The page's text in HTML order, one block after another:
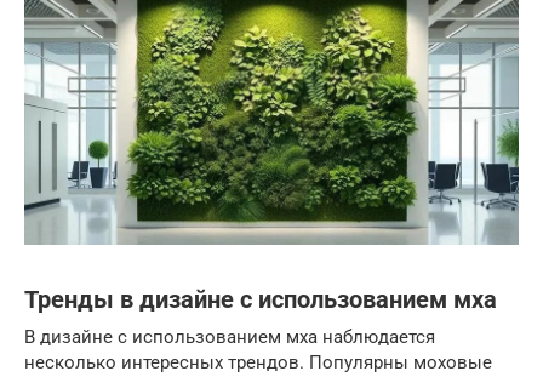
Тренды в дизайне с использованием мха
В дизайне с использованием мха наблюдается
несколько интересных трендов. Популярны моховые